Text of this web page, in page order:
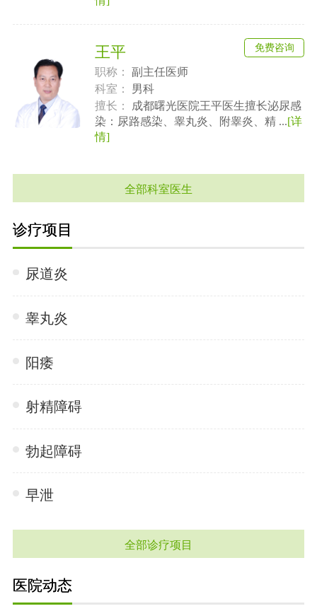
王平
职称：
副主任医师
科室：
男科
擅长：
成都曙光医院王平医生擅长泌尿感
染：尿路感染、睾丸炎、附睾炎、精 ...[详
情]
免费咨询
全部科室医生
诊疗项目
尿道炎
睾丸炎
阳痿
射精障碍
勃起障碍
早泄
全部诊疗项目
医院动态